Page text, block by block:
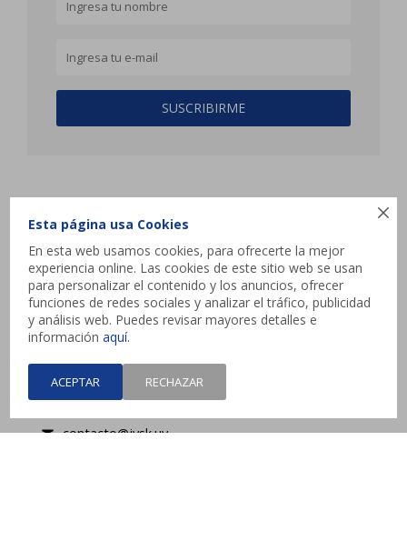

Esta página usa Cookies
En esta web usamos cookies, para ofrecerte la mejor
experiencia online. Las cookies de este sitio web se usan
para personalizar el contenido y los anuncios, ofrecer
funciones de redes sociales y analizar el tráfico, publicidad
y análisis web. Puedes revisar mayores detalles e
informaciónaquí.
ACEPTAR RECHAZAR
SUSCRIBIRME
Atencion al cliente
Contacto
contacto@jysk.uy